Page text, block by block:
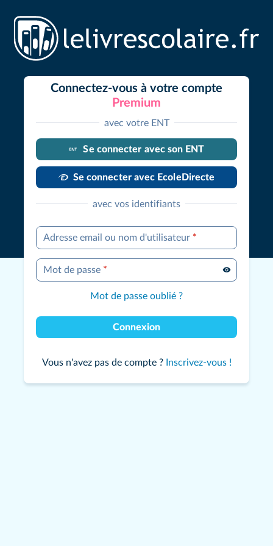
Connectez-vous à votre compte
Premium
avec votre ENT
Se connecter avec son ENT
Se connecter avec EcoleDirecte
avec vos identifiants
Adresse email ou nom d'utilisateur *
Mot de passe *
Mot de passe oublié ?
Connexion
Vous n'avez pas de compte ? Inscrivez-vous !